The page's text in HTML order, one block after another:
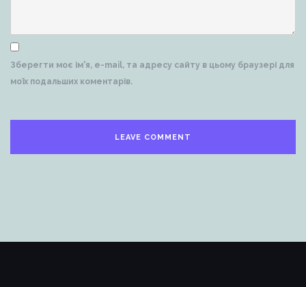
Зберегти моє ім'я, e-mail, та адресу сайту в цьому браузері для
моїх подальших коментарів.